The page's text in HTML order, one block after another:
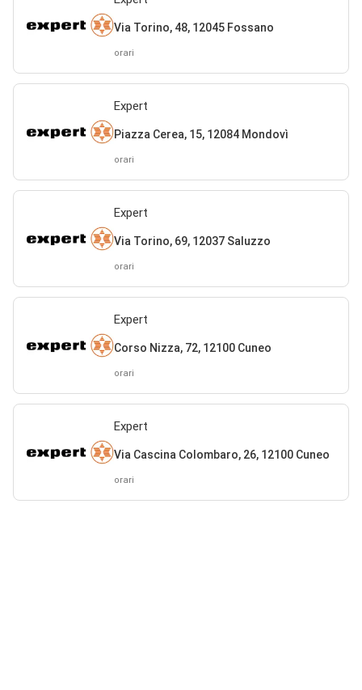
Via Torino, 48, 12045 Fossano
orari
Expert
Piazza Cerea, 15, 12084 Mondovì
orari
Expert
Via Torino, 69, 12037 Saluzzo
orari
Expert
Corso Nizza, 72, 12100 Cuneo
orari
Expert
Via Cascina Colombaro, 26, 12100 Cuneo
orari